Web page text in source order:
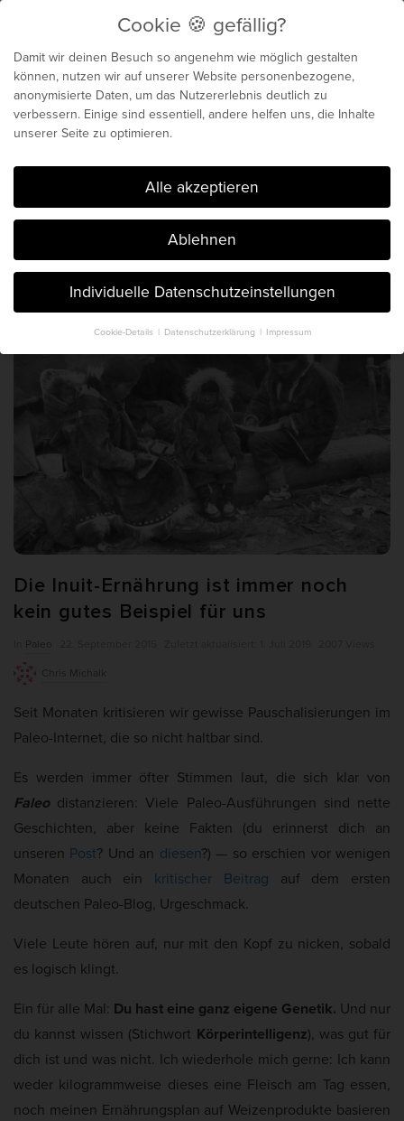
Biochemie für dein
genetisches Maximum
Der Blog von Chris Michalk & Phil
Böhm. Seit 2014.
Die Inuit-Ernährung ist immer noch
kein gutes Beispiel für uns
Paleo
l
i
a
e
e
t
t
u
i
e
r
t
:
Chris Michalk
Seit Monaten kritisieren wir gewisse Pauschalisierungen im
Paleo-Internet, die so nicht haltbar sind.
Es werden immer öfter Stimmen laut, die sich klar von
Faleo distanzieren: Viele Paleo-Ausführungen sind nette
Geschichten, aber keine Fakten (du erinnerst dich an
unseren Post? Und an diesen?) — so erschien vor wenigen
Monaten auch ein kritischer Beitrag auf dem ersten
deutschen Paleo-Blog, Urgeschmack.
Viele Leute hören auf, nur mit den Kopf zu nicken, sobald
es logisch klingt.
Ein für alle Mal: Du hast eine ganz eigene Genetik. Und nur
du kannst wissen (Stichwort Körperintelligenz), was gut für
dich ist und was nicht. Ich wiederhole mich gerne: Ich kann
weder kilogrammweise dieses eine Fleisch am Tag essen,
noch meinen Ernährungsplan auf Weizenprodukte basieren
Cookie 🍪 gefällig?
Damit wir deinen Besuch so angenehm wie möglich gestalten
können, nutzen wir auf unserer Website personenbezogene,
anonymisierte Daten, um das Nutzererlebnis deutlich zu
verbessern. Einige sind essentiell, andere helfen uns, die Inhalte
unserer Seite zu optimieren.
Cookie 🍪 gefällig?
Alle akzeptieren
Ablehnen
Individuelle Datenschutzeinstellungen
Cookie-Details Datenschutzerklärung Impressum
Datenschutzeinstellungen
Hier finden Sie eine Übersicht über alle verwendeten Cookies. Sie
können Ihre Einwilligung zu ganzen Kategorien geben oder sich
weitere Informationen anzeigen lassen und so nur bestimmte
Alle akzeptieren
Nur essenzielle Cookies akzeptieren
Datenschutzeinstellungen
Essenziell (7)
die einwandfreie Funktion und die Sicherheit der Website erforderlich.
Anonyme Statistiken (1)
Statistik-Cookies erfassen Informationen anonym. Diese Informationen
Wenn wir wissen, welche Seiten beliebter sind, können wir unser Angebot
Marketing (5)
Marketing-Cookies werden von Drittanbietern oder Publishern verwendet,
um personalisierte Werbung anzuzeigen. Sie tun dies, indem sie Besucher
über Websites hinweg verfolgen.
Cookie-Informationen anzeigen
Externe Medien (2)
Inhalte von Videoplattformen und Social-Media-Plattformen werden
standardmäßig blockiert. Wenn Cookies von externen Medien akzeptiert
werden, bedarf der Zugriff auf diese Inhalte keiner manuellen Einwilligung
mehr.
Cookie-Informationen anzeigen
Datenschutzerklärung Impressum